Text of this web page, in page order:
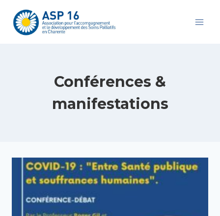
contenu
Conférences &
manifestations